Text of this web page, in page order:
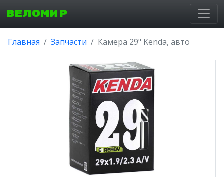
ВЕЛОМИР
Главная Запчасти Камера 29" Kenda, авто